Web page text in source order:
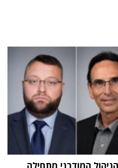
המודרני מתחילה